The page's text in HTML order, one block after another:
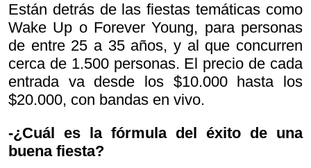
Están detrás de las fiestas temáticas como
Wake Up o Forever Young, para personas
de entre 25 a 35 años, y al que concurren
cerca de 1.500 personas. El precio de cada
entrada va desde los $10.000 hasta los
$20.000, con bandas en vivo.
-¿Cuál es la fórmula del éxito de una
buena fiesta?